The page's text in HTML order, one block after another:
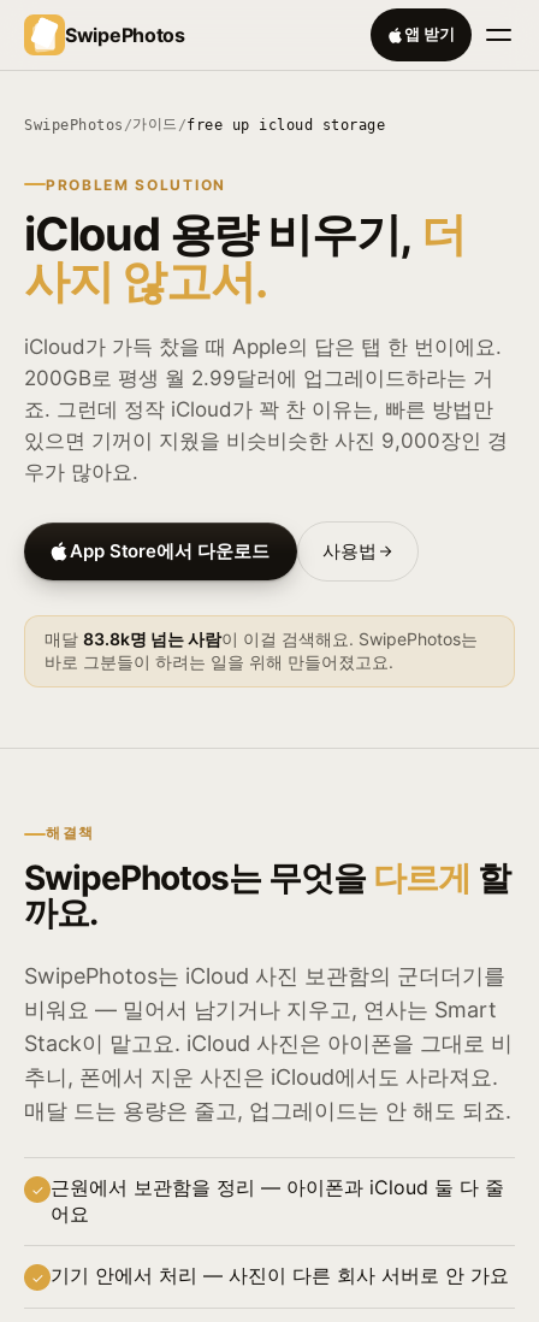
SwipePhotos 앱 받기
SwipePhotos /가이드 /free up icloud storage
PROBLEM SOLUTION
iCloud 용량 비우기, 더
사지 않고서.
iCloud가 가득 찼을 때 Apple의 답은 탭 한 번이에요.
200GB로 평생 월 2.99달러에 업그레이드하라는 거
죠. 그런데 정작 iCloud가 꽉 찬 이유는, 빠른 방법만
있으면 기꺼이 지웠을 비슷비슷한 사진 9,000장인 경
우가 많아요.
App Store에서 다운로드 사용법
매달 83.8k명 넘는 사람이 이걸 검색해요. SwipePhotos는
바로 그분들이 하려는 일을 위해 만들어졌고요.
해결책
SwipePhotos는 무엇을 다르게 할
까요.
SwipePhotos는 iCloud 사진 보관함의 군더더기를
비워요 — 밀어서 남기거나 지우고, 연사는 Smart
Stack이 맡고요. iCloud 사진은 아이폰을 그대로 비
추니, 폰에서 지운 사진은 iCloud에서도 사라져요.
매달 드는 용량은 줄고, 업그레이드는 안 해도 되죠.
✓ 근원에서 보관함을 정리 — 아이폰과 iCloud 둘 다 줄
어요
✓ 기기 안에서 처리 — 사진이 다른 회사 서버로 안 가요